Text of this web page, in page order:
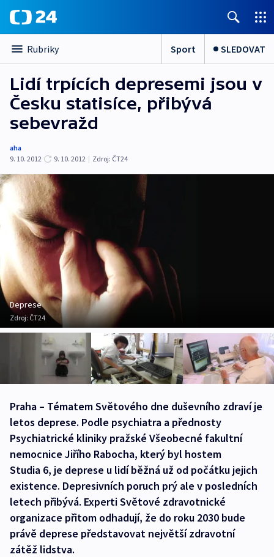
Rubriky Sport SLEDOVAT
Lidí trpících depresemi jsou v
Česku statisíce, přibývá
sebevražd
aha
9. 10. 2012
9. 10. 2012 | Zdroj: ČT24
Deprese
Zdroj: ČT24
Praha – Tématem Světového dne duševního zdraví je
letos deprese. Podle psychiatra a přednosty
Psychiatrické kliniky pražské Všeobecné fakultní
nemocnice Jiřího Rabocha, který byl hostem
Studia 6, je deprese u lidí běžná už od počátku jejich
existence. Depresivních poruch prý ale v posledních
letech přibývá. Experti Světové zdravotnické
organizace přitom odhadují, že do roku 2030 bude
právě deprese představovat největší zdravotní
zátěž lidstva.